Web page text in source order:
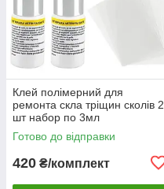
Клей полімерний для
ремонта скла тріщин сколів 2
шт набор по 3мл
Готово до відправки
420 ₴/комплект